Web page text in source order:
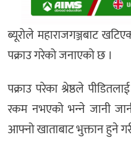
ब्यूरोले महाराजगञ्जबाट
पक्राउ गरेको जनाएको छ ।
पक्राउ परेका श्रेष्ठले
रकम नभएको भन्‍ने जानी
आफ्नो खाताबाट भुक्तान हुने